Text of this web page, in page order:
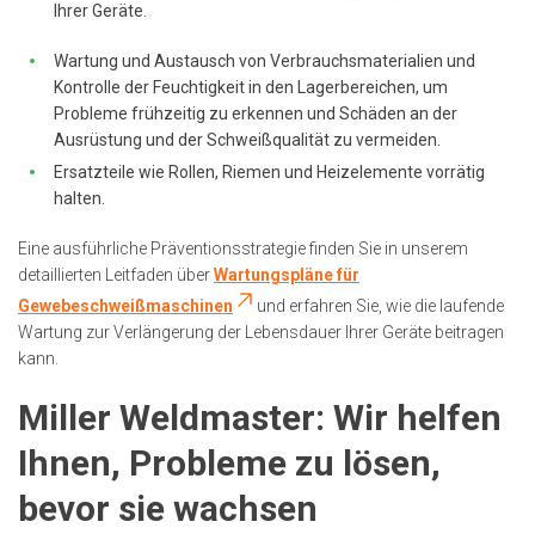
Ihrer Geräte.
Wartung und Austausch von Verbrauchsmaterialien und
Kontrolle der Feuchtigkeit in den Lagerbereichen, um
Probleme frühzeitig zu erkennen und Schäden an der
Ausrüstung und der Schweißqualität zu vermeiden.
Ersatzteile wie Rollen, Riemen und Heizelemente vorrätig
halten.
Eine ausführliche Präventionsstrategie finden Sie in unserem
detaillierten Leitfaden überWartungspläne für
Gewebeschweißmaschinen
und erfahren Sie, wie die laufende
Wartung zur Verlängerung der Lebensdauer Ihrer Geräte beitragen
kann.
Miller Weldmaster: Wir helfen
Ihnen, Probleme zu lösen,
bevor sie wachsen